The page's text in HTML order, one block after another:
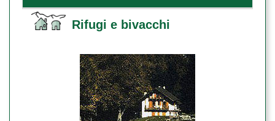
Rifugi e bivacchi